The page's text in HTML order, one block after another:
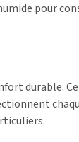
pour
durable.